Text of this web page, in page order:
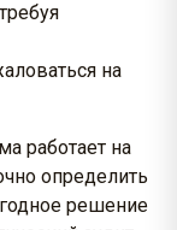
на
работает на
определить
решение